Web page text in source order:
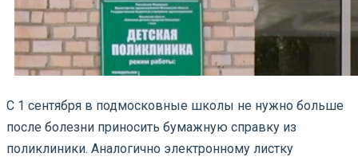
С 1 сентября в подмосковные школы не нужно больше
после болезни приносить бумажную справку из
поликлиники. Аналогично электронному листку